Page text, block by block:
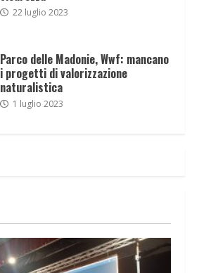
22 luglio 2023
Parco delle Madonie, Wwf: mancano
i progetti di valorizzazione
naturalistica
1 luglio 2023